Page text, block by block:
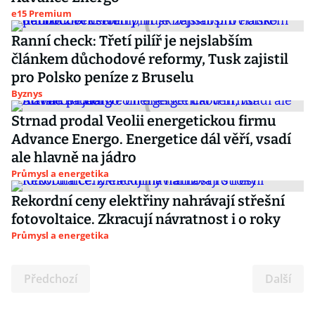
e15 Premium
Ranní check: Třetí pilíř je nejslabším
článkem důchodové reformy, Tusk zajistil
pro Polsko peníze z Bruselu
Byznys
Strnad prodal Veolii energetickou firmu
Advance Energo. Energetice dál věří, vsadí
ale hlavně na jádro
Průmysl a energetika
Rekordní ceny elektřiny nahrávají střešní
fotovoltaice. Zkracují návratnost i o roky
Průmysl a energetika
Předchozí Další